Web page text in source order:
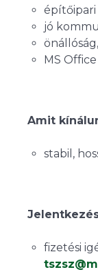
jó
MS
Amit
stabil,
fizetési